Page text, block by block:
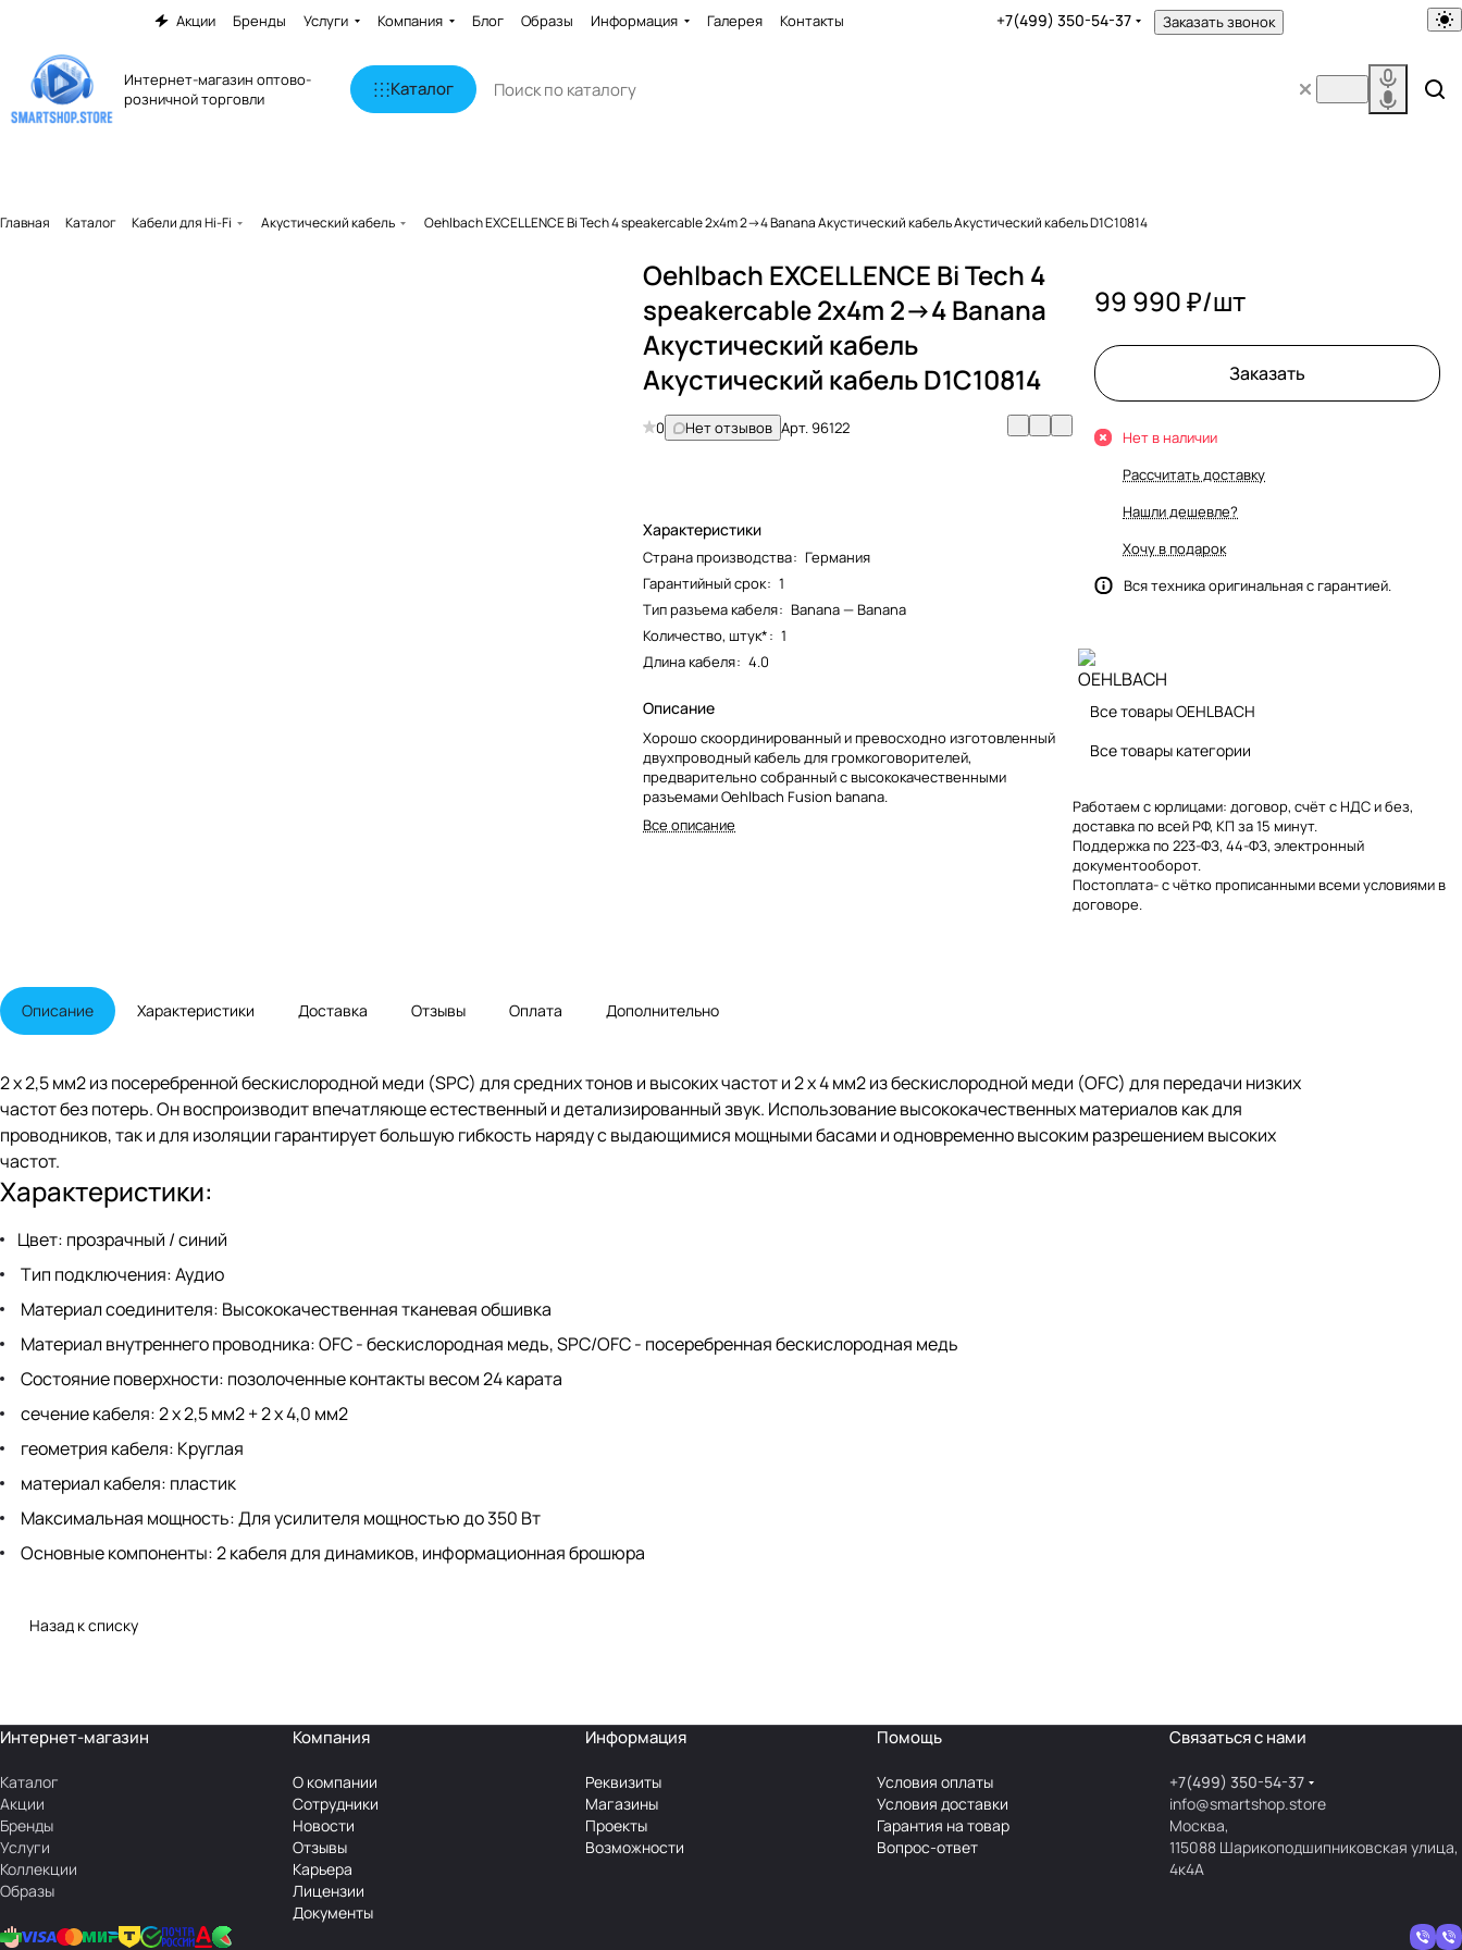
Акции Бренды Услуги Компания Блог Образы Информация Галерея Контакты +7(499) 350-54-37 Заказать звонок
Интернет-магазин оптово-
розничной торговли
Каталог
Главная Каталог Кабели для Hi-Fi Акустический кабель Oehlbach EXCELLENCE Bi Tech 4 speakercable 2x4m 2->4 Banana Акустический кабель Акустический кабель D1C10814
Oehlbach EXCELLENCE Bi Tech 4
speakercable 2x4m 2->4 Banana
Акустический кабель
Акустический кабель D1C10814
0 Нет отзывов Арт.96122
Характеристики
Страна производства: Германия
Гарантийный срок: 1
Тип разъема кабеля: Banana — Banana
Количество, штук*: 1
Длина кабеля: 4.0
Описание
Хорошо скоординированный и превосходно изготовленный
двухпроводный кабель для громкоговорителей,
предварительно собранный с высококачественными
разъемами Oehlbach Fusion banana.
Все описание
99 990 ₽/шт
Заказать
Нет в наличии
Рассчитать доставку
Нашли дешевле?
Хочу в подарок
Вся техника оригинальная с гарантией.
Все товары OEHLBACH
Все товары категории
Работаем с юрлицами: договор, счёт с НДС и без,
доставка по всей РФ, КП за 15 минут.
Поддержка по 223-ФЗ, 44-ФЗ, электронный
документооборот.
Постоплата- с чётко прописанными всеми условиями в
договоре.
Описание Характеристики Доставка Отзывы Оплата Дополнительно
2 x 2,5 мм2 из посеребренной бескислородной меди (SPC) для средних тонов и высоких частот и 2 x 4 мм2 из бескислородной меди (OFC) для передачи низких
частот без потерь. Он воспроизводит впечатляюще естественный и детализированный звук. Использование высококачественных материалов как для
проводников, так и для изоляции гарантирует большую гибкость наряду с выдающимися мощными басами и одновременно высоким разрешением высоких
частот.
Характеристики:
Цвет: прозрачный / синий
Тип подключения: Аудио
Материал соединителя: Высококачественная тканевая обшивка
Материал внутреннего проводника: OFC - бескислородная медь, SPC/OFC - посеребренная бескислородная медь
Состояние поверхности: позолоченные контакты весом 24 карата
сечение кабеля: 2 x 2,5 мм2 + 2 x 4,0 мм2
геометрия кабеля: Круглая
материал кабеля: пластик
Максимальная мощность: Для усилителя мощностью до 350 Вт
Основные компоненты: 2 кабеля для динамиков, информационная брошюра
Назад к списку
Интернет-магазин
Каталог
Акции
Бренды
Услуги
Коллекции
Образы
Компания
О компании
Сотрудники
Новости
Отзывы
Карьера
Лицензии
Документы
Информация
Реквизиты
Магазины
Проекты
Возможности
Помощь
Условия оплаты
Условия доставки
Гарантия на товар
Вопрос-ответ
Связаться с нами
+7(499) 350-54-37
info@smartshop.store
Москва,
115088 Шарикоподшипниковская улица,
4к4А